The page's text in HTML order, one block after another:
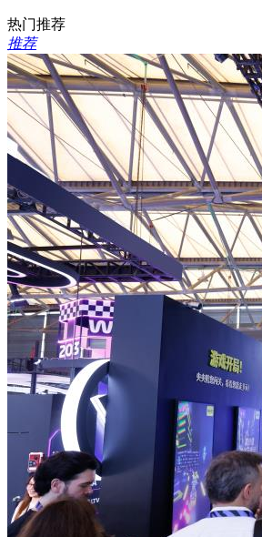
热门推荐
推荐